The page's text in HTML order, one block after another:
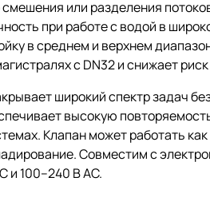
или разделения
при работе с водой в
в среднем и верхнем
с DN32 и снижает риск
широкий спектр задач
высокую
Клапан может работать
Совместим с
и 100–240 В AC.